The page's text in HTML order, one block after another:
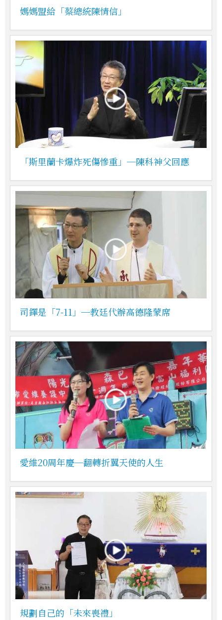
媽媽盟給「蔡總統陳情信」
「斯里蘭卡爆炸死傷慘重」─陳科神父回應
司鐸是「7-11」─教廷代辦高德隆蒙席
愛維20周年慶─翻轉折翼天使的人生
規劃自己的「未來喪禮」